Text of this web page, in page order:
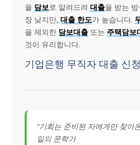
을 담보 로 알려드려 대출을 받는
장 낮지만, 대출 한도가 높습니다.
을 제외한 담보대출 또는 주택담보
것이 유리합니다.
기업은행 무직자 대출 신
“기회는 준비된 자에게만 찾아
일의 문학가